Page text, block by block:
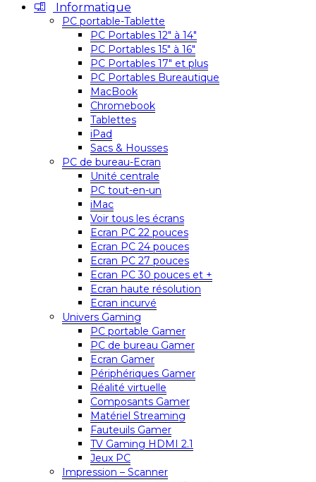
Informatique
PC portable-Tablette
PC Portables 12″ à 14″
PC Portables 15″ à 16″
PC Portables 17″ et plus
PC Portables Bureautique
MacBook
Chromebook
Tablettes
iPad
Sacs & Housses
PC de bureau-Ecran
Unité centrale
PC tout-en-un
iMac
Voir tous les écrans
Ecran PC 22 pouces
Ecran PC 24 pouces
Ecran PC 27 pouces
Ecran PC 30 pouces et +
Ecran haute résolution
Ecran incurvé
Univers Gaming
PC portable Gamer
PC de bureau Gamer
Ecran Gamer
Périphériques Gamer
Réalité virtuelle
Composants Gamer
Matériel Streaming
Fauteuils Gamer
TV Gaming HDMI 2.1
Jeux PC
Impression – Scanner